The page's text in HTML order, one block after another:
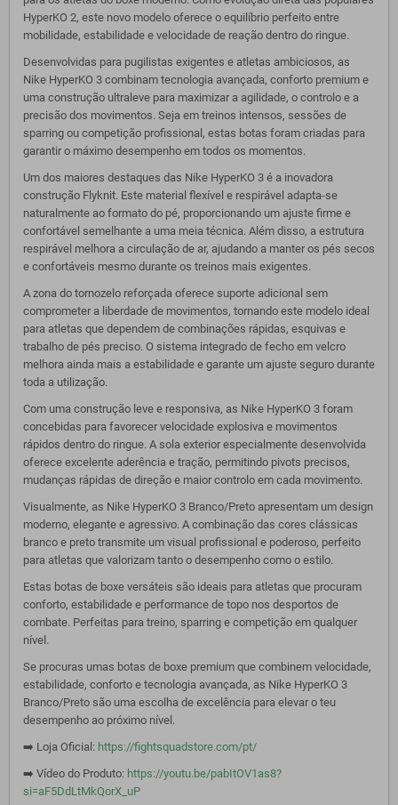
HyperKO 2, este novo modelo oferece o equilíbrio perfeito entre
mobilidade, estabilidade e velocidade de reação dentro do ringue.
Desenvolvidas para pugilistas exigentes e atletas ambiciosos, as
Nike HyperKO 3 combinam tecnologia avançada, conforto premium e
uma construção ultraleve para maximizar a agilidade, o controlo e a
precisão dos movimentos. Seja em treinos intensos, sessões de
sparring ou competição profissional, estas botas foram criadas para
garantir o máximo desempenho em todos os momentos.
Um dos maiores destaques das Nike HyperKO 3 é a inovadora
construção Flyknit. Este material flexível e respirável adapta-se
naturalmente ao formato do pé, proporcionando um ajuste firme e
confortável semelhante a uma meia técnica. Além disso, a estrutura
respirável melhora a circulação de ar, ajudando a manter os pés secos
e confortáveis mesmo durante os treinos mais exigentes.
A zona do tornozelo reforçada oferece suporte adicional sem
comprometer a liberdade de movimentos, tornando este modelo ideal
para atletas que dependem de combinações rápidas, esquivas e
trabalho de pés preciso. O sistema integrado de fecho em velcro
melhora ainda mais a estabilidade e garante um ajuste seguro durante
toda a utilização.
Com uma construção leve e responsiva, as Nike HyperKO 3 foram
concebidas para favorecer velocidade explosiva e movimentos
rápidos dentro do ringue. A sola exterior especialmente desenvolvida
oferece excelente aderência e tração, permitindo pivots precisos,
mudanças rápidas de direção e maior controlo em cada movimento.
Visualmente, as Nike HyperKO 3 Branco/Preto apresentam um design
moderno, elegante e agressivo. A combinação das cores clássicas
branco e preto transmite um visual profissional e poderoso, perfeito
para atletas que valorizam tanto o desempenho como o estilo.
Estas botas de boxe versáteis são ideais para atletas que procuram
conforto, estabilidade e performance de topo nos desportos de
combate. Perfeitas para treino, sparring e competição em qualquer
nível.
Se procuras umas botas de boxe premium que combinem velocidade,
estabilidade, conforto e tecnologia avançada, as Nike HyperKO 3
Branco/Preto são uma escolha de excelência para elevar o teu
desempenho ao próximo nível.
➡️ Loja Oficial: https://fightsquadstore.com/pt/
➡️ Vídeo do Produto: https://youtu.be/pabItOV1as8?
si=aF5DdLtMkQorX_uP